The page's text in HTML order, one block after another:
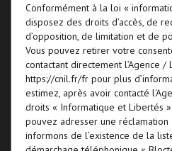
Conformément à la loi «
disposez des droits d’accès, de
d’opposition, de limitation et de
Vous pouvez retirer votre
contactant directement l’Agence /
https://cnil.fr/fr pour plus
estimez, après avoir contacté
droits « Informatique et Libertés
pouvez adresser une réclamation
informons de l’existence de la